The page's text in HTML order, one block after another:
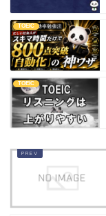
TOEIC
TOEIC